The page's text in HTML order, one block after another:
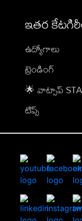
ఇతర
ఉద్యోగాలు
ట్రెండింగ్
🌟 వాట్సాప్
టిప్స్